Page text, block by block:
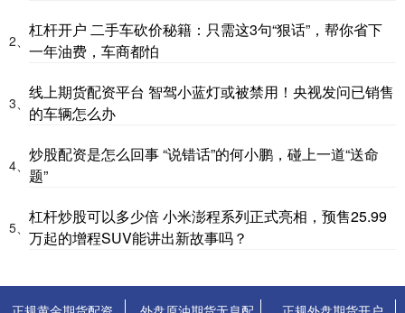
2、
杠杆开户 二手车砍价秘籍：只需这3句“狠话”，帮你省下
一年油费，车商都怕
3、
线上期货配资平台 智驾小蓝灯或被禁用！央视发问已销售
的车辆怎么办
4、
炒股配资是怎么回事 “说错话”的何小鹏，碰上一道“送命
题”
5、
杠杆炒股可以多少倍 小米澎程系列正式亮相，预售25.99
万起的增程SUV能讲出新故事吗？